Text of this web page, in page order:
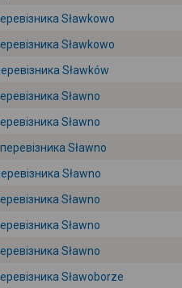
Sławkowo
Sławkowo
Sławków
Sławno
Sławno
Sławno
Sławno
Sławno
Sławno
Sławno
Sławoborze